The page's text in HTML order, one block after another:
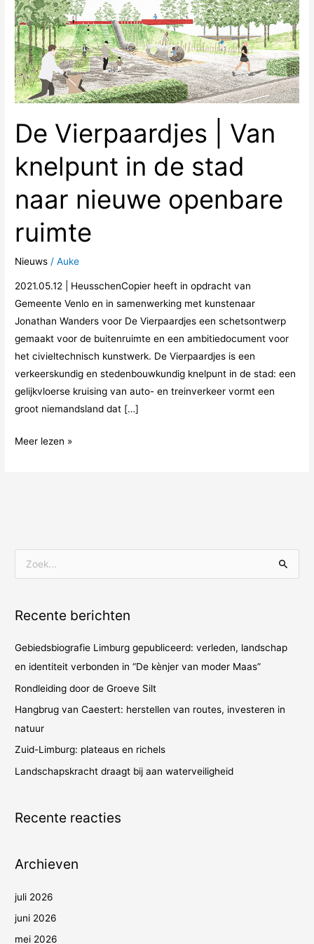
De Vierpaardjes | Van
knelpunt in de stad
naar nieuwe openbare
ruimte
Nieuws /Auke
2021.05.12 | HeusschenCopier heeft in opdracht van
Gemeente Venlo en in samenwerking met kunstenaar
Jonathan Wanders voor De Vierpaardjes een schetsontwerp
gemaakt voor de buitenruimte en een ambitiedocument voor
het civieltechnisch kunstwerk. De Vierpaardjes is een
verkeerskundig en stedenbouwkundig knelpunt in de stad: een
gelijkvloerse kruising van auto- en treinverkeer vormt een
groot niemandsland dat […]
de
stad
naar
nieuwe
openbare
ruimte
Meer lezen »
k
n
Recente berichten
Gebiedsbiografie Limburg gepubliceerd: verleden, landschap
en identiteit verbonden in “De kènjer van moder Maas”
Rondleiding door de Groeve Silt
Hangbrug van Caestert: herstellen van routes, investeren in
natuur
Zuid-Limburg: plateaus en richels
Landschapskracht draagt bij aan waterveiligheid
Recente reacties
Archieven
juli 2026
juni 2026
mei 2026